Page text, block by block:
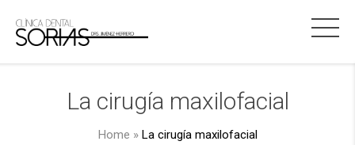
La cirugía maxilofacial
Home » La cirugía maxilofacial